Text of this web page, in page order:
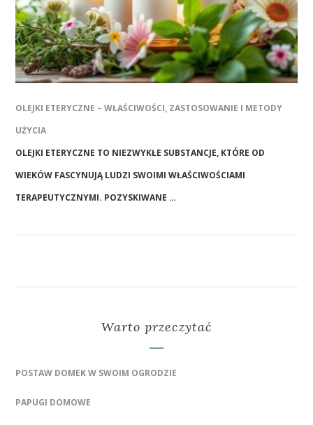
OLEJKI ETERYCZNE – WŁAŚCIWOŚCI, ZASTOSOWANIE I METODY
UŻYCIA
OLEJKI ETERYCZNE TO NIEZWYKŁE SUBSTANCJE, KTÓRE OD
WIEKÓW FASCYNUJĄ LUDZI SWOIMI WŁAŚCIWOŚCIAMI
TERAPEUTYCZNYMI. POZYSKIWANE …
Warto przeczytać
POSTAW DOMEK W SWOIM OGRODZIE
PAPUGI DOMOWE